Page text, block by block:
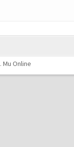
. Mu Online